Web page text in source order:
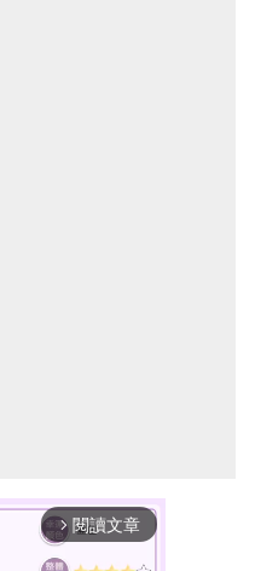
arrow_forward_ios 閱讀文章